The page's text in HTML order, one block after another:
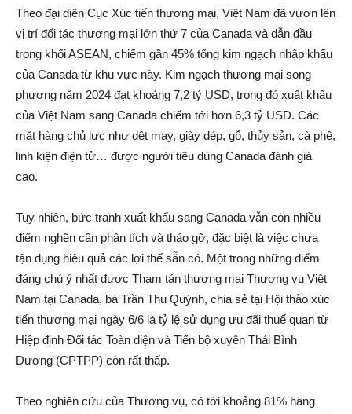
Theo đại diện Cục Xúc tiến thương mại, Việt Nam đã vươn lên
vị trí đối tác thương mại lớn thứ 7 của Canada và dẫn đầu
trong khối ASEAN, chiếm gần 45% tổng kim ngạch nhập khẩu
của Canada từ khu vực này. Kim ngạch thương mại song
phương năm 2024 đạt khoảng 7,2 tỷ USD, trong đó xuất khẩu
của Việt Nam sang Canada chiếm tới hơn 6,3 tỷ USD. Các
mặt hàng chủ lực như dệt may, giày dép, gỗ, thủy sản, cà phê,
linh kiện điện tử… được người tiêu dùng Canada đánh giá
cao.
Tuy nhiên, bức tranh xuất khẩu sang Canada vẫn còn nhiều
điểm nghẽn cần phân tích và tháo gỡ, đặc biệt là việc chưa
tận dụng hiệu quả các lợi thế sẵn có. Một trong những điểm
đáng chú ý nhất được Tham tán thương mại Thương vụ Việt
Nam tại Canada, bà Trần Thu Quỳnh, chia sẻ tại Hội thảo xúc
tiến thương mại ngày 6/6 là tỷ lệ sử dụng ưu đãi thuế quan từ
Hiệp định Đối tác Toàn diện và Tiến bộ xuyên Thái Bình
Dương (CPTPP) còn rất thấp.
Theo nghiên cứu của Thương vụ, có tới khoảng 81% hàng